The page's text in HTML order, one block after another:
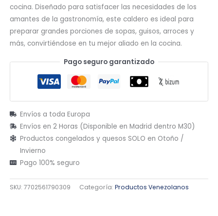
cocina. Diseñado para satisfacer las necesidades de los
amantes de la gastronomía, este caldero es ideal para
preparar grandes porciones de sopas, guisos, arroces y
más, convirtiéndose en tu mejor aliado en la cocina.
Pago seguro garantizado
Envíos a toda Europa
Envíos en 2 Horas (Disponible en Madrid dentro M30)
Productos congelados y quesos SOLO en Otoño /
Invierno
Pago 100% seguro
SKU: 7702561790309 Categoría: Productos Venezolanos